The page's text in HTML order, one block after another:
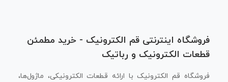
فروشگاه اینترنتی قم الکترونیک - خرید مطمئن
قطعات الکترونیک و رباتیک
فروشگاه قم الکترونیک با ارائه قطعات الکترونیکی، ماژول‌ها،